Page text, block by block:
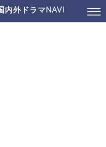
内外ドラマNAVI